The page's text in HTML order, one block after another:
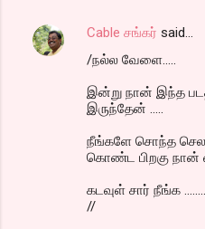
Cable சங்கர் said…
/நல்ல வேளை.....
இன்று நான் இந்த
இருந்தேன் .....
நீங்களே சொந்த
கொண்ட பிறகு
கடவுள் சார் நீங்க
//